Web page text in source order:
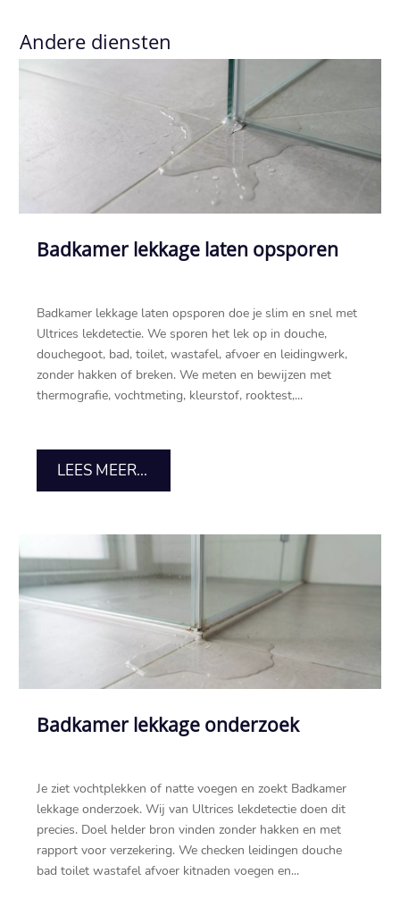
Andere diensten
Badkamer lekkage laten opsporen
Badkamer lekkage laten opsporen doe je slim en snel met
Ultrices lekdetectie.​ We sporen het lek op in douche,
douchegoot, bad, toilet, wastafel, afvoer en leidingwerk,
zonder hakken of breken.​ We meten en bewijzen met
thermografie, vochtmeting, kleurstof, rooktest,...
LEES MEER...
Badkamer lekkage onderzoek
Je ziet vochtplekken of natte voegen en zoekt Badkamer
lekkage onderzoek.​ Wij van Ultrices lekdetectie doen dit
precies.​ Doel helder bron vinden zonder hakken en met
rapport voor verzekering.​ We checken leidingen douche
bad toilet wastafel afvoer kitnaden voegen en...